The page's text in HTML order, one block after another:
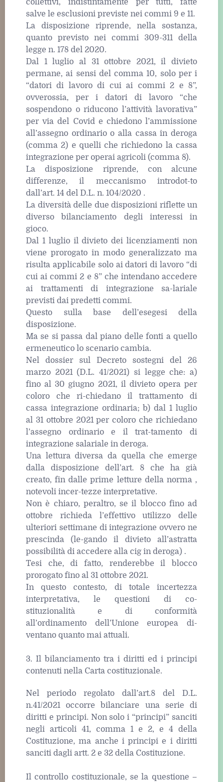
collettivi, indistintamente per tutti, fatte
salve le esclusioni previste nei commi 9 e 11.
La disposizione riprende, nella sostanza,
quanto previsto nei commi 309-311 della
legge n. 178 del 2020.
Dal 1 luglio al 31 ottobre 2021, il divieto
permane, ai sensi del comma 10, solo per i
“datori di lavoro di cui ai commi 2 e 8”,
ovverossia, per i datori di lavoro “che
sospendono o riducono l’attività lavorativa”
per via del Covid e chiedono l’ammissione
all’assegno ordinario o alla cassa in deroga
(comma 2) e quelli che richiedono la cassa
integrazione per operai agricoli (comma 8).
La disposizione riprende, con alcune
differenze, il meccanismo introdot-to
dall’art. 14 del D.L. n. 104/2020 .
La diversità delle due disposizioni riflette un
diverso bilanciamento degli interessi in
gioco.
Dal 1 luglio il divieto dei licenziamenti non
viene prorogato in modo generalizzato ma
risulta applicabile solo ai datori di lavoro “di
cui ai commi 2 e 8” che intendano accedere
ai trattamenti di integrazione sa-lariale
previsti dai predetti commi.
Questo sulla base dell’esegesi della
disposizione.
Ma se si passa dal piano delle fonti a quello
ermeneutico lo scenario cambia.
Nel dossier sul Decreto sostegni del 26
marzo 2021 (D.L. 41/2021) si legge che: a)
fino al 30 giugno 2021, il divieto opera per
coloro che ri-chiedano il trattamento di
cassa integrazione ordinaria; b) dal 1 luglio
al 31 ottobre 2021 per coloro che richiedano
l’assegno ordinario e il trat-tamento di
integrazione salariale in deroga.
Una lettura diversa da quella che emerge
dalla disposizione dell’art. 8 che ha già
creato, fin dalle prime letture della norma ,
notevoli incer-tezze interpretative.
Non è chiaro, peraltro, se il blocco fino ad
ottobre richieda l’effettivo utilizzo delle
ulteriori settimane di integrazione ovvero ne
prescinda (le-gando il divieto all’astratta
possibilità di accedere alla cig in deroga) .
Tesi che, di fatto, renderebbe il blocco
prorogato fino al 31 ottobre 2021.
In questo contesto, di totale incertezza
interpretativa, le questioni di co-
stituzionalità e di conformità
all’ordinamento dell’Unione europea di-
ventano quanto mai attuali.
3. Il bilanciamento tra i diritti ed i principi
contenuti nella Carta costituzionale.
Nel periodo regolato dall’art.8 del D.L.
n.41/2021 occorre bilanciare una serie di
diritti e principi. Non solo i “principi” sanciti
negli articoli 41, comma 1 e 2, e 4 della
Costituzione, ma anche i principi e i diritti
sanciti dagli artt. 2 e 32 della Costituzione.
Il controllo costituzionale, se la questione –